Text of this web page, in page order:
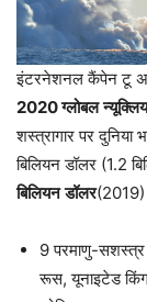
इंटरनेशनल कैंपेन टू
2020ग्लोबल
शस्त्रागार पर
बिलियन डॉलर (1.2
बिलियन डॉलर(2019)
9 परमाणु-सशस्त्र
रूस, यूनाइटेड